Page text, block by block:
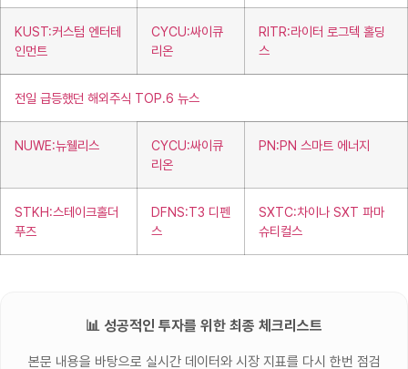
KUST:커스텀 엔터테
인먼트
CYCU:싸이큐
리온
RITR:라이터 로그텍 홀딩
스
전일 급등했던 해외주식 TOP.6 뉴스
NUWE:뉴웰리스
CYCU:싸이큐
리온
PN:PN 스마트 에너지
STKH:스테이크홀더
푸즈
DFNS:T3 디펜
스
SXTC:차이나 SXT 파마
슈티컬스
📊 성공적인 투자를 위한 최종 체크리스트
본문 내용을 바탕으로 실시간 데이터와 시장 지표를 다시 한번 점검